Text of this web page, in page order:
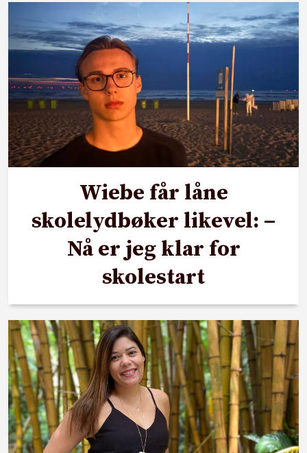
Wiebe får låne
skolelydbøker likevel: –
Nå er jeg klar for
skolestart